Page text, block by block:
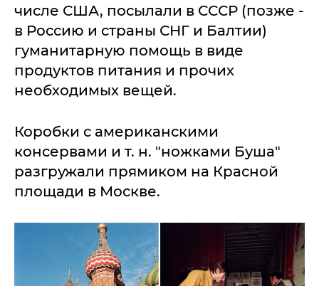
числе США, посылали в СССР (позже -
в Россию и страны СНГ и Балтии)
гуманитарную помощь в виде
продуктов питания и прочих
необходимых вещей.
Коробки с американскими
консервами и т. н. "ножками Буша"
разгружали прямиком на Красной
площади в Москве.